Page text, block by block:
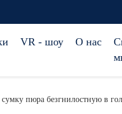
VR - шоу О нас
пюра безгнилостную в